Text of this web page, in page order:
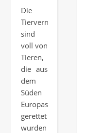
Die
Tiervermittlungen
sind
voll von
Tieren,
die aus
dem
Süden
Europas
gerettet
wurden